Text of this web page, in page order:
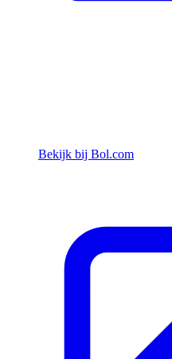
Bekijk bij Bol.com